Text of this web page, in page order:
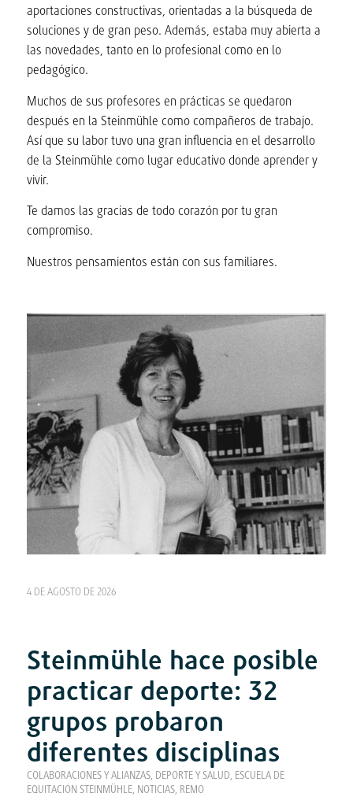
aportaciones constructivas, orientadas a la búsqueda de
soluciones y de gran peso. Además, estaba muy abierta a
las novedades, tanto en lo profesional como en lo
pedagógico.
Muchos de sus profesores en prácticas se quedaron
después en la Steinmühle como compañeros de trabajo.
Así que su labor tuvo una gran influencia en el desarrollo
de la Steinmühle como lugar educativo donde aprender y
vivir.
Te damos las gracias de todo corazón por tu gran
compromiso.
Nuestros pensamientos están con sus familiares.
4 DE AGOSTO DE 2026
Steinmühle hace posible
practicar deporte: 32
grupos probaron
diferentes disciplinas
COLABORACIONES Y ALIANZAS, DEPORTE Y SALUD ESCUELA DE
EQUITACIÓN STEINMÜHLE, NOTICIAS, REMO